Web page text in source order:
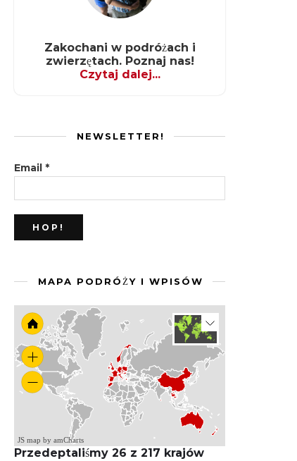
Zakochani w podróżach i
zwierzętach. Poznaj nas!
Czytaj dalej...
NEWSLETTER!
Email *
MAPA PODRÓŻY I WPISÓW
JS map by amCharts
Przedeptaliśmy 26 z 217 krajów